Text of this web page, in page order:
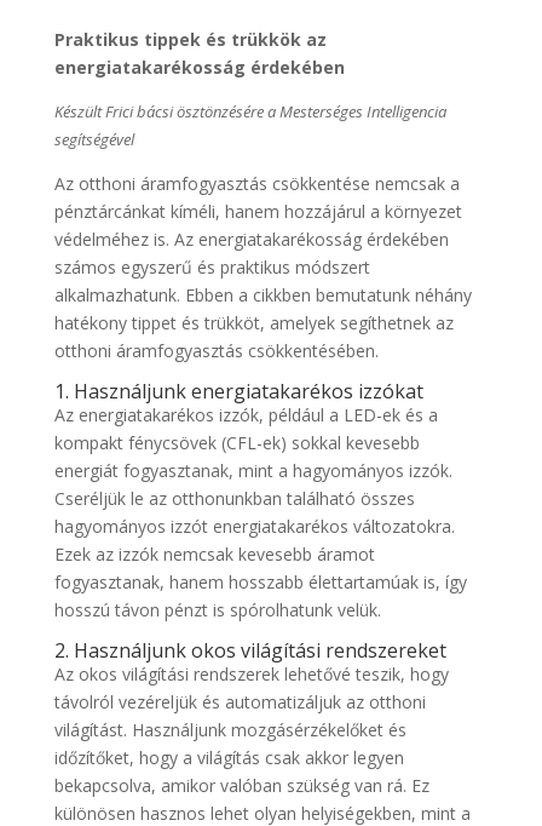
Praktikus tippek és trükkök az
energiatakarékosság érdekében
Készült Frici bácsi ösztönzésére a Mesterséges Intelligencia
segítségével
Az otthoni áramfogyasztás csökkentése nemcsak a
pénztárcánkat kíméli, hanem hozzájárul a környezet
védelméhez is. Az energiatakarékosság érdekében
számos egyszerű és praktikus módszert
alkalmazhatunk. Ebben a cikkben bemutatunk néhány
hatékony tippet és trükköt, amelyek segíthetnek az
otthoni áramfogyasztás csökkentésében.
1. Használjunk energiatakarékos izzókat
Az energiatakarékos izzók, például a LED-ek és a
kompakt fénycsövek (CFL-ek) sokkal kevesebb
energiát fogyasztanak, mint a hagyományos izzók.
Cseréljük le az otthonunkban található összes
hagyományos izzót energiatakarékos változatokra.
Ezek az izzók nemcsak kevesebb áramot
fogyasztanak, hanem hosszabb élettartamúak is, így
hosszú távon pénzt is spórolhatunk velük.
2. Használjunk okos világítási rendszereket
Az okos világítási rendszerek lehetővé teszik, hogy
távolról vezéreljük és automatizáljuk az otthoni
világítást. Használjunk mozgásérzékelőket és
időzítőket, hogy a világítás csak akkor legyen
bekapcsolva, amikor valóban szükség van rá. Ez
különösen hasznos lehet olyan helyiségekben, mint a